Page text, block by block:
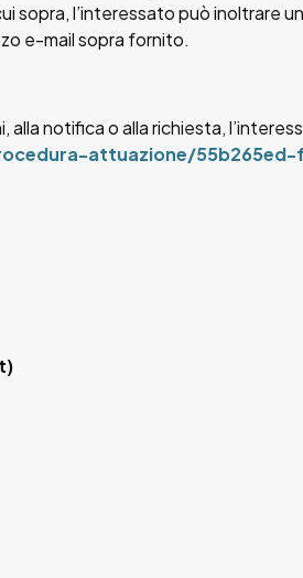
sopra, l’interessato può inoltrare
e-mail sopra fornito.
notifica o alla richiesta,
attuazione/